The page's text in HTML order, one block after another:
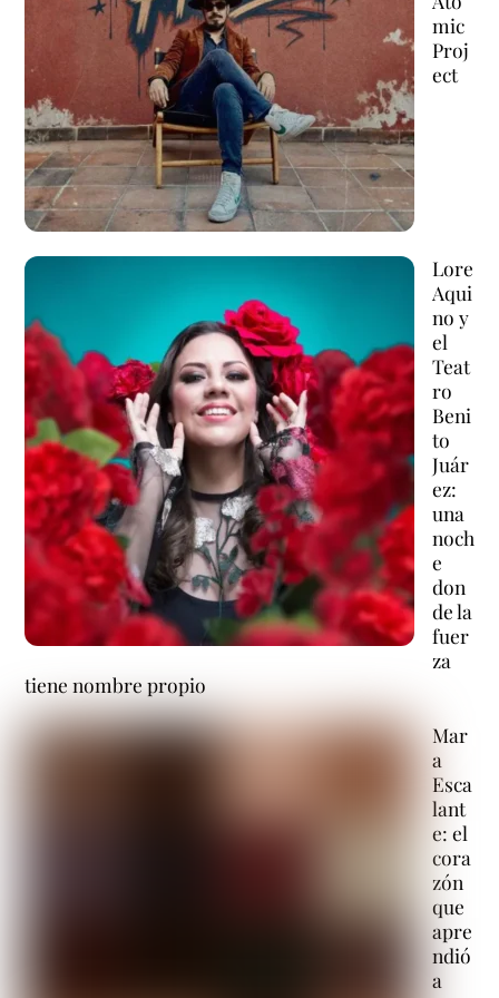
mic
Proj
ect
Lore
Aqui
no y
el
Teat
ro
Beni
to
Juár
ez:
una
noch
e
don
de la
fuer
za
tiene nombre propio
Mar
a
Esca
lant
e: el
cora
zón
que
apre
ndió
a